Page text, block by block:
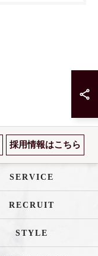
採用情報はこちら
SERVICE
RECRUIT
STYLE